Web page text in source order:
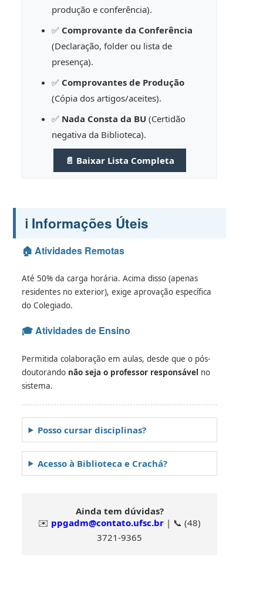
produção e conferência).
✅ Comprovante da Conferência
(Declaração, folder ou lista de
presença).
✅ Comprovantes de Produção
(Cópia dos artigos/aceites).
✅ Nada Consta da BU (Certidão
negativa da Biblioteca).
📄 Baixar Lista Completa
ℹ️ Informações Úteis
🏠 Atividades Remotas
Até 50% da carga horária. Acima disso (apenas
residentes no exterior), exige aprovação específica
do Colegiado.
🎓 Atividades de Ensino
Permitida colaboração em aulas, desde que o pós-
doutorando não seja o professor responsável no
sistema.
Posso cursar disciplinas?
Acesso à Biblioteca e Crachá?
Ainda tem dúvidas?
✉️ ppgadm@contato.ufsc.br | 📞 (48)
3721-9365